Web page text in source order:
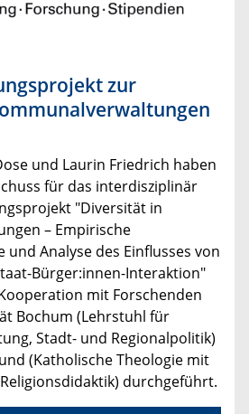
zur
und Laurin Friedrich haben
für das interdisziplinär
"Diversität in
– Empirische
und Analyse des Einflusses von
Bürger:innen-Interaktion"
mit Forschenden
Bochum (Lehrstuhl für
Stadt- und Regionalpolitik)
(Katholische Theologie mit
durchgeführt.